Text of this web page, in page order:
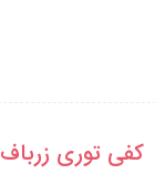
کفی توری زرباف